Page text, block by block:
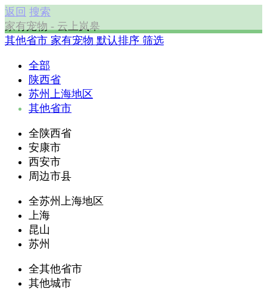
返回 搜索
家有宠物 - 云上岚皋
其他省市 家有宠物 默认排序 筛选
全部
陕西省
苏州上海地区
其他省市
全陕西省
安康市
西安市
周边市县
全苏州上海地区
上海
昆山
苏州
全其他省市
其他城市